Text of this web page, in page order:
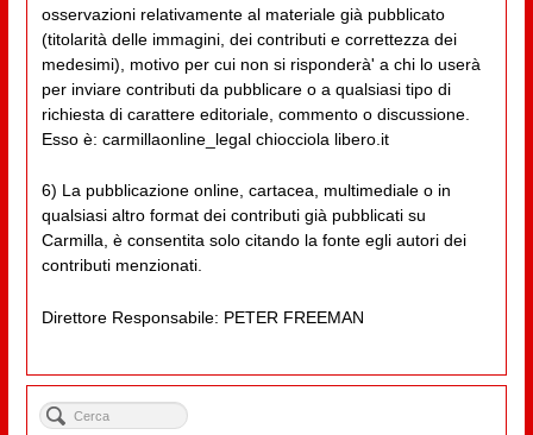
osservazioni relativamente al materiale già pubblicato
(titolarità delle immagini, dei contributi e correttezza dei
medesimi), motivo per cui non si risponderà' a chi lo userà
per inviare contributi da pubblicare o a qualsiasi tipo di
richiesta di carattere editoriale, commento o discussione.
Esso è: carmillaonline_legal chiocciola libero.it
6) La pubblicazione online, cartacea, multimediale o in
qualsiasi altro format dei contributi già pubblicati su
Carmilla, è consentita solo citando la fonte egli autori dei
contributi menzionati.
Direttore Responsabile: PETER FREEMAN